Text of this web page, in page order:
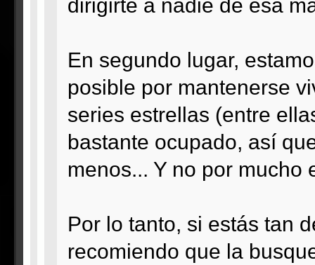
dirigirte a nadie de esa
En segundo lugar,
posible por mantenerse
series estrellas (entre
bastante ocupado, así
menos... Y no por mucho
Por lo tanto, si estás tan
recomiendo que la